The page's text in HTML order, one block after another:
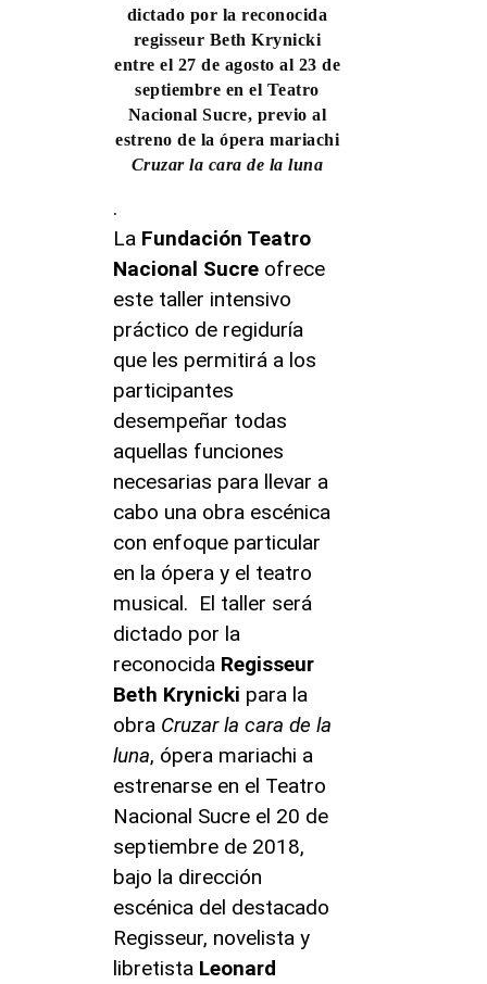
dictado por la reconocida
regisseur Beth Krynicki
entre el 27 de agosto al 23 de
septiembre en el Teatro
Nacional Sucre, previo al
estreno de la ópera mariachi
Cruzar la cara de la luna
.
La Fundación Teatro
Nacional Sucre ofrece
este taller intensivo
práctico de regiduría
que les permitirá a los
participantes
desempeñar todas
aquellas funciones
necesarias para llevar a
cabo una obra escénica
con enfoque particular
en la ópera y el teatro
musical. El taller será
dictado por la
reconocida Regisseur
Beth Krynicki para la
obra Cruzar la cara de la
luna, ópera mariachi a
estrenarse en el Teatro
Nacional Sucre el 20 de
septiembre de 2018,
bajo la dirección
escénica del destacado
Regisseur, novelista y
libretista Leonard